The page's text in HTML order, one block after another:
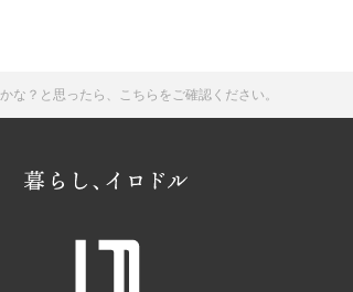
な？と思ったら、こちらをご確認ください。